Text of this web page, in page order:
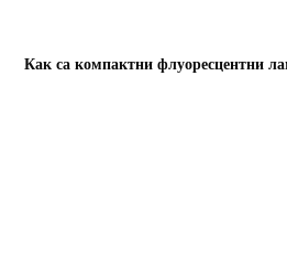
Как са компактни флуоресцентни